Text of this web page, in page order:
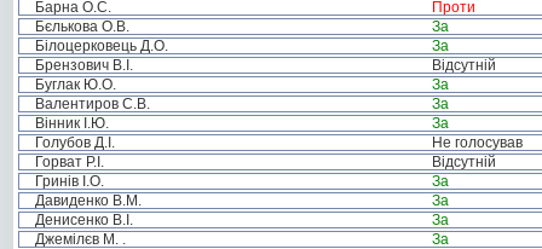
Барна О.С.
Проти
Бєлькова О.В.
За
Білоцерковець Д.О.
За
Брензович В.І.
Відсутній
Буглак Ю.О.
За
Валентиров С.В.
За
Вінник І.Ю.
За
Голубов Д.І.
Не голосував
Горват Р.І.
Відсутній
Гринів І.О.
За
Давиденко В.М.
За
Денисенко В.І.
За
Джемілєв М. .
За